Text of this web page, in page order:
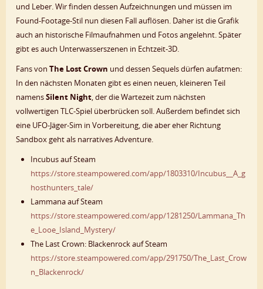
und Leber. Wir finden dessen Aufzeichnungen und müssen im
Found-Footage-Stil nun diesen Fall auflösen. Daher ist die Grafik
auch an historische Filmaufnahmen und Fotos angelehnt. Später
gibt es auch Unterwasserszenen in Echtzeit-3D.
Fans vonThe Lost Crown und dessen Sequels dürfen aufatmen:
In den nächsten Monaten gibt es einen neuen, kleineren Teil
namensSilent Night, der die Wartezeit zum nächsten
vollwertigen TLC-Spiel überbrücken soll. Außerdem befindet sich
eine UFO-Jäger-Sim in Vorbereitung, die aber eher Richtung
Sandbox geht als narratives Adventure.
Incubus auf Steam
https://store.steampowered.com/app/1803310/Incubus__A_g
hosthunters_tale/
Lammana auf Steam
https://store.steampowered.com/app/1281250/Lammana_Th
e_Looe_Island_Mystery/
The Last Crown: Blackenrock auf Steam
https://store.steampowered.com/app/291750/The_Last_Crow
n_Blackenrock/